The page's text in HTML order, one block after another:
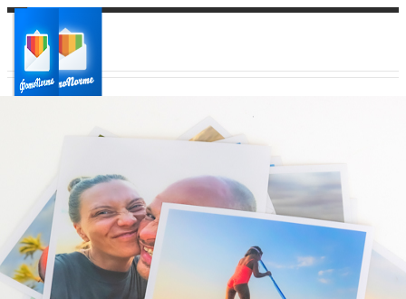
Ваш регион доставки
Выберите из списка: